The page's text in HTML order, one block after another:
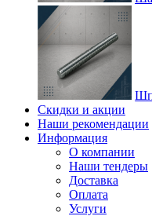
Скидки и акции
Наши рекомендации
Информация
О компании
Наши тендеры
Доставка
Оплата
Услуги